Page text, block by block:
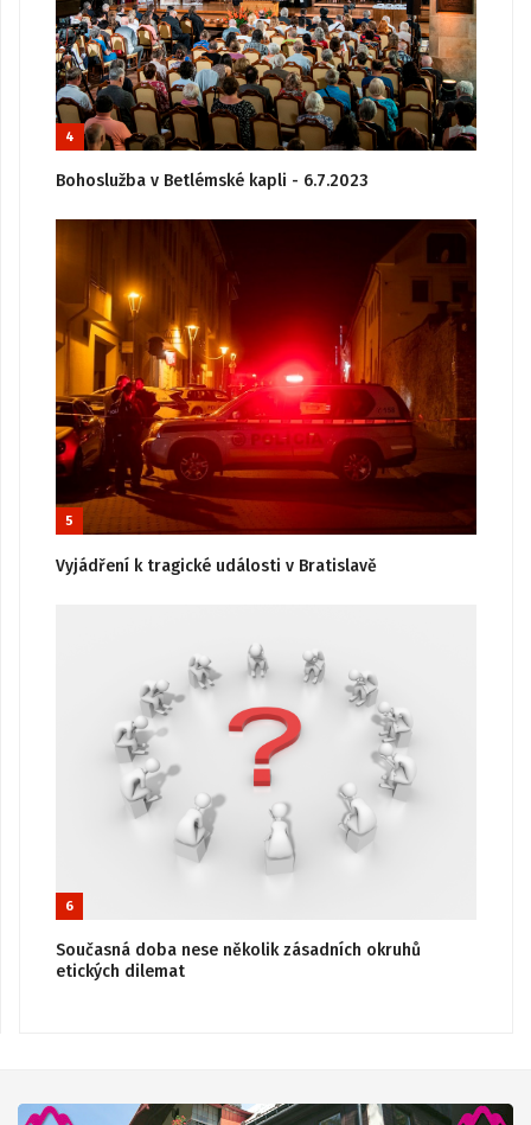
4
Bohoslužba v Betlémské kapli - 6.7.2023
5
Vyjádření k tragické události v Bratislavě
6
Současná doba nese několik zásadních okruhů
etických dilemat